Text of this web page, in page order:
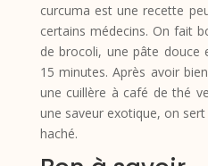
curcuma est une recette
certains médecins. On fait
de brocoli, une pâte douce
15 minutes. Après avoir
une cuillère à café de thé
une saveur exotique, on
haché.